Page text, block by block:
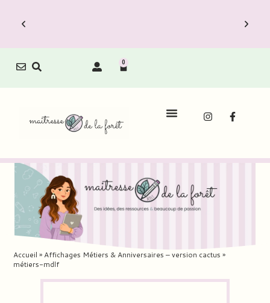
0
Accueil » Affichages Métiers & Anniversaires – version cactus »
métiers-mdlf